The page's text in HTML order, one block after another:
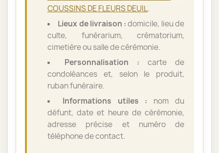
COUSSINS DE FLEURS DEUIL.
Lieux de livraison :domicile, lieu de
culte, funérarium, crématorium,
cimetière ou salle de cérémonie.
Personnalisation : carte de
condoléances et, selon le produit,
ruban funéraire.
Informations utiles : nom du
défunt, date et heure de cérémonie,
adresse précise et numéro de
téléphone de contact.